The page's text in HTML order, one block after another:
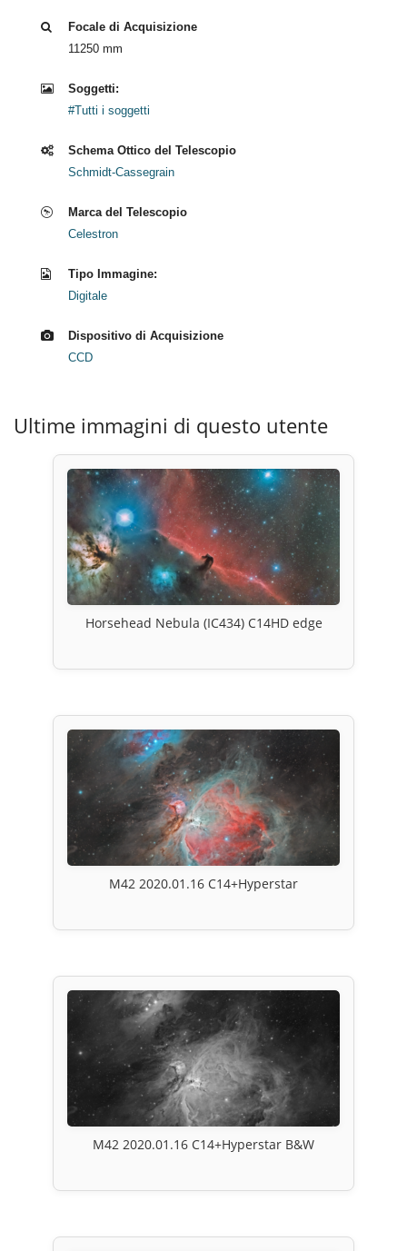
Focale di Acquisizione
11250 mm
Soggetti:
#Tutti i soggetti
Schema Ottico del Telescopio
Schmidt-Cassegrain
Marca del Telescopio
Celestron
Tipo Immagine:
Digitale
Dispositivo di Acquisizione
CCD
Ultime immagini di questo utente
Horsehead Nebula (IC434) C14HD edge
M42 2020.01.16 C14+Hyperstar
M42 2020.01.16 C14+Hyperstar B&W